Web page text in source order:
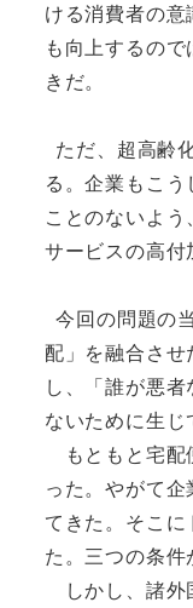
ける消費者の
も向上するの
きだ。
ただ、超高齢
る。企業もこ
ことのないよ
サービスの高
今回の問題の
配」を融合さ
し、「誰が悪
ないために生
もともと宅配
った。やがて
てきた。そこ
た。三つの条件
しかし、諸外